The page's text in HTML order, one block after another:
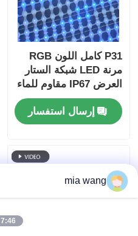
P31 كامل اللون RGB
مرنة LED شبكة الستار
العرض IP67 مقاوم للماء
DC12V للخارج بناء
جدارة الديكور
إرسال استفسار
mia wang
7:46 PM